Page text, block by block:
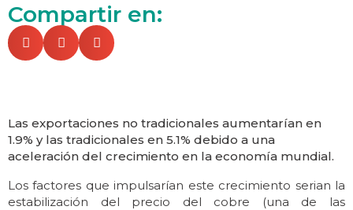
Compartir en:
Las exportaciones no tradicionales aumentarían en
1.9% y las tradicionales en 5.1% debido a una
aceleración del crecimiento en la economía mundial.
Los factores que impulsarían este crecimiento serian la
estabilización del precio del cobre (una de las